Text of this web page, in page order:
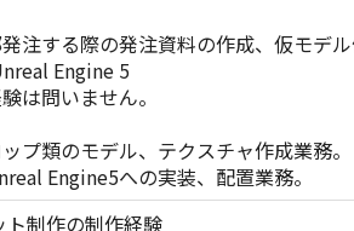
注する際の発注資料の作成、仮モデ
Engine 5
は問いません。
プ類のモデル、テクスチャ作成業務。
Engine5への実装、配置業務。
ト制作の制作経験